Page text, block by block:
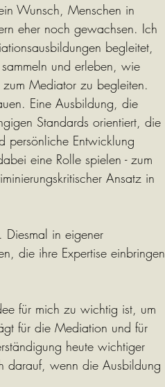
Wunsch, Menschen in
eher noch gewachsen. Ich
begleitet,
und erleben, wie
Mediator zu begleiten.
Eine Ausbildung, die
Standards orientiert, die
persönliche Entwicklung
eine Rolle spielen - zum
Ansatz in
Diesmal in eigener
die ihre Expertise einbringen
für mich zu wichtig ist, um
für die Mediation und für
heute wichtiger
darauf, wenn die Ausbildung